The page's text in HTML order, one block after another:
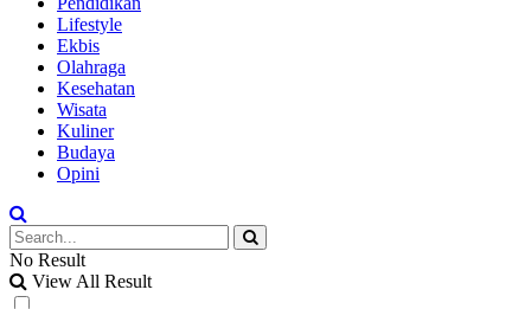
Lifestyle
Ekbis
Olahraga
Kesehatan
Wisata
Kuliner
Budaya
Opini
No Result
View All Result